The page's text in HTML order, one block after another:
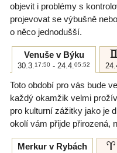
objevit i problémy s
projevovat se výbušně
o něco jednodušší.
Venuše v Býku
30.3. 17:50 - 24.4. 05:52
c
Toto období pro vás bude
každý okamžik velmi
pro kulturní zážitky jako je
okolí vám přijde přirozená,
Merkur v Rybách a